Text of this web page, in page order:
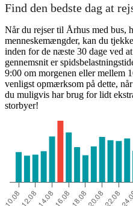
Find den bedste dag at
Når du rejser til Århus med bus,
menneskemængder, kan du
inden for de næste 30 dage ved
gennemsnit er
9:00 om morgenen eller mellem
venligst opmærksom på dette,
du muligvis har brug for lidt
storbyer!